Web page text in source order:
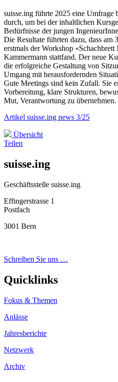
suisse.ing führte 2025 eine Umfrage
durch, um bei der inhaltlichen
Bedürfnisse der jungen
Die Resultate führten dazu, dass am
erstmals der Workshop
Kammermann stattfand. Der neue
die erfolgreiche Gestaltung von
Umgang mit herausfordernden
Gute Meetings sind kein Zufall. Sie
Vorbereitung, klare Strukturen,
Mut, Verantwortung zu übernehmen.
Artikel suisse.ing news 3/25
Übersicht
Teilen
suisse.ing
Geschäftsstelle suisse.ing
Effingerstrasse 1
Postfach
3001 Bern
Schreiben Sie uns …
Quicklinks
Fokus & Themen
Anlässe
Jahresberichte
Netzwerk
Archiv